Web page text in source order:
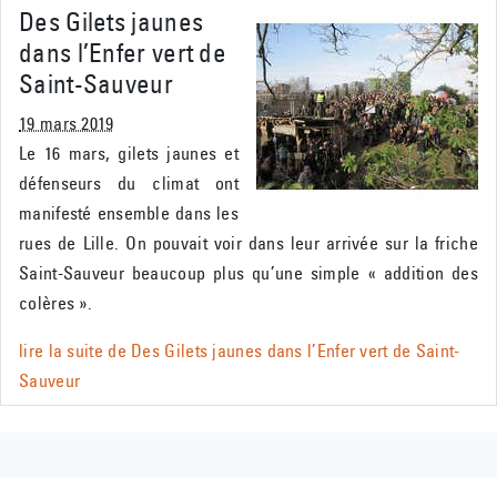
Des Gilets jaunes
dans l’Enfer vert de
Saint-Sauveur
19 mars 2019
Le 16 mars, gilets jaunes et
défenseurs du climat ont
manifesté ensemble dans les
rues de Lille. On pouvait voir dans leur arrivée sur la friche
Saint-Sauveur beaucoup plus qu’une simple « addition des
colères ».
lire la suite de Des Gilets jaunes dans l’Enfer vert de Saint-
Sauveur